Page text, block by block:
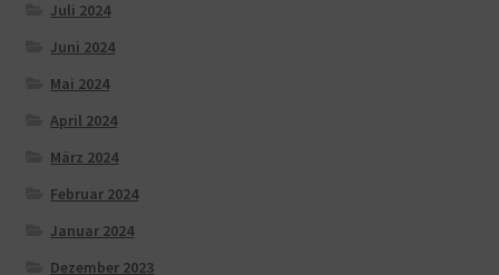
Juli 2024
Juni 2024
Mai 2024
April 2024
März 2024
Februar 2024
Januar 2024
Dezember 2023